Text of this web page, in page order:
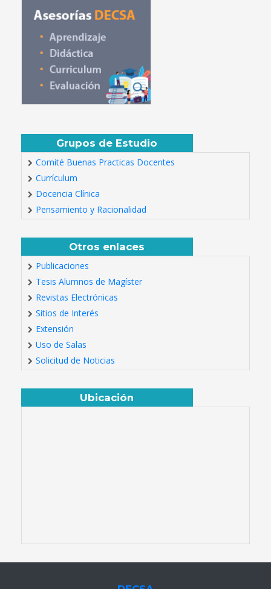
Grupos de Estudio
Comité Buenas Practicas Docentes
Currículum
Docencia Clínica
Pensamiento y Racionalidad
Otros enlaces
Publicaciones
Tesis Alumnos de Magíster
Revistas Electrónicas
Sitios de Interés
Extensión
Uso de Salas
Solicitud de Noticias
Ubicación